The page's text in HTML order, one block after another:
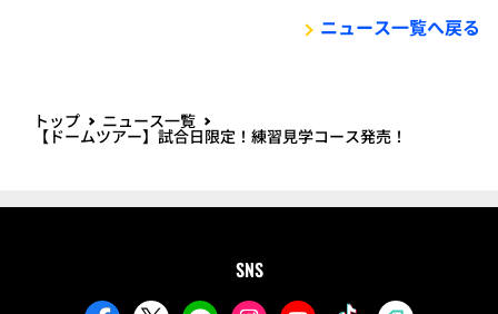
ニュース一覧へ戻る
トップ ニュース一覧
【ドームツアー】試合日限定！練習見学コース発売！
SNS